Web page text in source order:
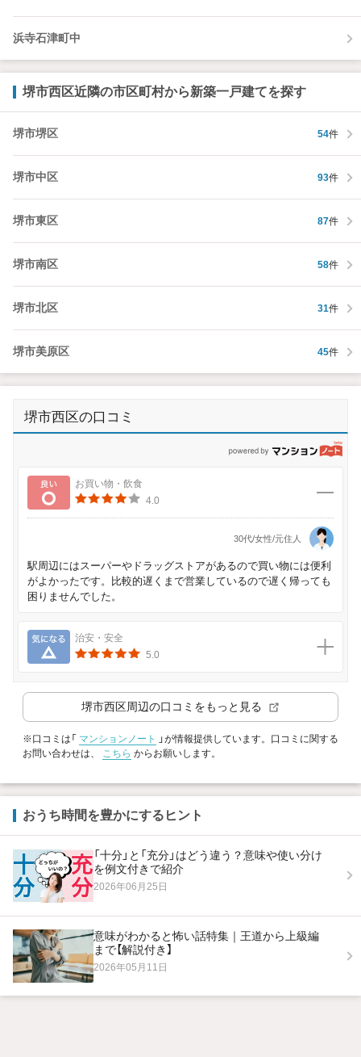
浜寺石津町中
堺市西区近隣の市区町村から新築一戸建てを探す
堺市堺区 54件
堺市中区 93件
堺市東区 87件
堺市南区 58件
堺市北区 31件
堺市美原区 45件
堺市西区の口コミ
良い
お買い物・飲食
4.0
30代/女性/元住人
駅周辺にはスーパーやドラッグストアがあるので買い物には便利
がよかったです。比較的遅くまで営業しているので遅く帰っても
困りませんでした。
気になる
治安・安全
5.0
堺市西区周辺の口コミをもっと見る
※口コミは「 マンションノート
」が情報提供しています。口コミに関する
お問い合わせは、 こちら からお願いします。
おうち時間を豊かにするヒント
「十分」と「充分」はどう違う？意味や使い分け
を例文付きで紹介
2026年06月25日
意味がわかると怖い話特集｜王道から上級編
まで【解説付き】
2026年05月11日